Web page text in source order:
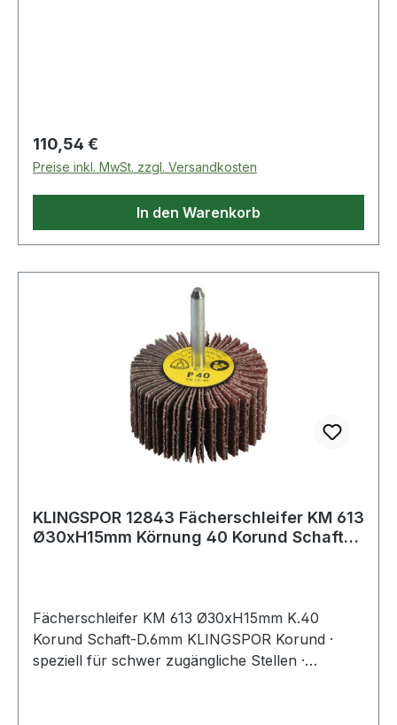
Regulärer Preis:
110,54 €
Preise inkl. MwSt. zzgl. Versandkosten
In den Warenkorb
KLINGSPOR 12843 Fächerschleifer KM 613
Ø30xH15mm Körnung 40 Korund Schaft-Ø
Fächerschleifer KM 613 Ø30xH15mm K.40
Korund Schaft-D.6mm KLINGSPOR Korund ·
speziell für schwer zugängliche Stellen ·